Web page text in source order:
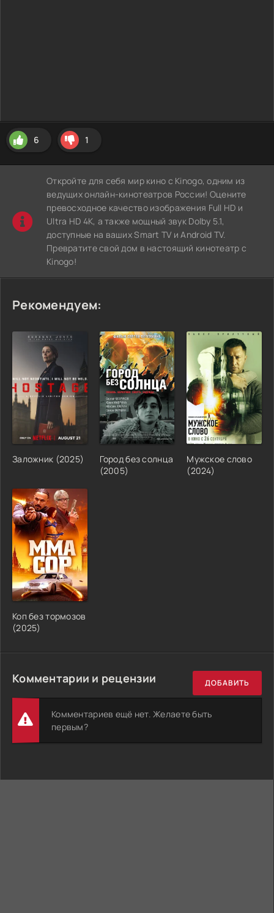
6 1
Откройте для себя мир кино с Kinogo, одним из
ведущих онлайн-кинотеатров России! Оцените
превосходное качество изображения Full HD и
Ultra HD 4K, а также мощный звук Dolby 5.1,
доступные на ваших Smart TV и Android TV.
Превратите свой дом в настоящий кинотеатр с
Kinogo!
Рекомендуем:
Заложник (2025)
Город без солнца
(2005)
Мужское слово
(2024)
Коп без тормозов
(2025)
Комментарии и рецензии ДОБАВИТЬ
Комментариев ещё нет. Желаете быть
первым?